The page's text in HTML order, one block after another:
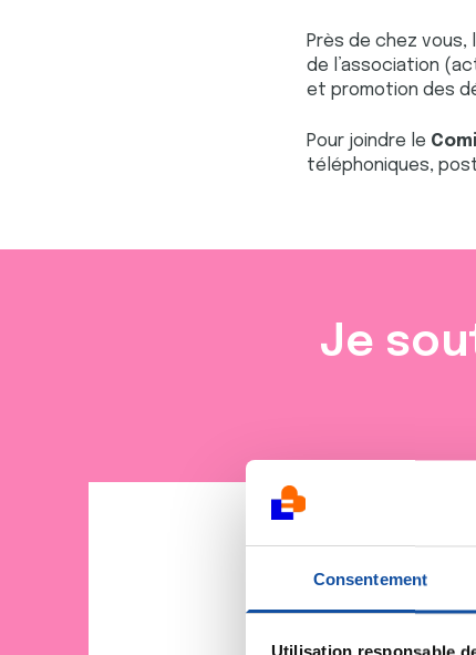
Consentement
Près de chez
de l’association
et promotion des
Pour joindre le
téléphoniques,
Je